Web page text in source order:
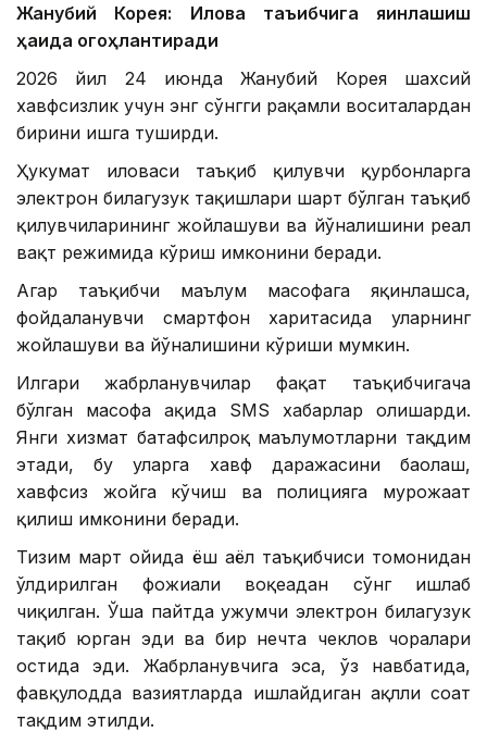
Жанубий Корея: Илова таъқибчига яқинлашиш
ҳақида огоҳлантиради
2026 йил 24 июнда Жанубий Корея шахсий
хавфсизлик учун энг сўнгги рақамли воситалардан
бирини ишга туширди.
Ҳукумат иловаси таъқиб қилувчи қурбонларга
электрон билагузук тақишлари шарт бўлган таъқиб
қилувчиларининг жойлашуви ва йўналишини реал
вақт режимида кўриш имконини беради.
Агар таъқибчи маълум масофага яқинлашса,
фойдаланувчи смартфон харитасида уларнинг
жойлашуви ва йўналишини кўриши мумкин.
Илгари жабрланувчилар фақат таъқибчигача
бўлган масофа ҳақида SМS хабарлар олишарди.
Янги хизмат батафсилроқ маълумотларни тақдим
этади, бу уларга хавф даражасини баҳолаш,
хавфсиз жойга кўчиш ва полицияга мурожаат
қилиш имконини беради.
Тизим март ойида ёш аёл таъқибчиси томонидан
ўлдирилган фожиали воқеадан сўнг ишлаб
чиқилган. Ўша пайтда ҳужумчи электрон билагузук
тақиб юрган эди ва бир нечта чеклов чоралари
остида эди. Жабрланувчига эса, ўз навбатида,
фавқулодда вазиятларда ишлайдиган ақлли соат
тақдим этилди.